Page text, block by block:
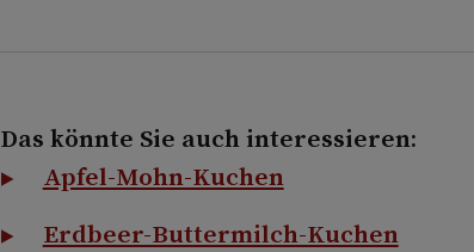
Das könnte Sie auch interessieren:
Apfel-Mohn-Kuchen
Erdbeer-Buttermilch-Kuchen